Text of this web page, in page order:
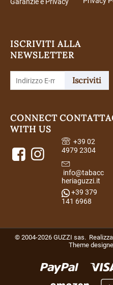
Garanzie e Privacy
ISCRIVITI ALLA
NEWSLETTER
Iscriviti
CONNECT
WITH US
+39 02
4979 2304
info@tabacc
heriaguzzi.it
+39 379
141 6968
© 2004-2026 GUZZI sas.
Theme